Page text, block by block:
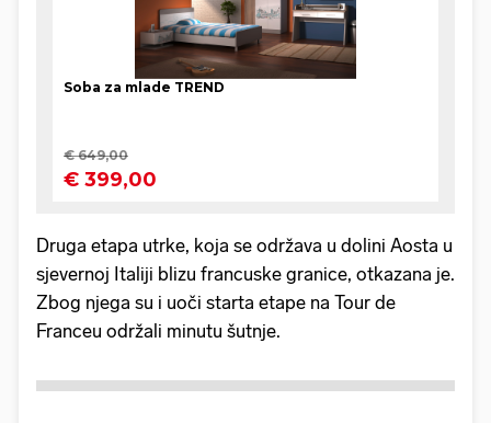
Druga etapa utrke, koja se održava u dolini Aosta u
sjevernoj Italiji blizu francuske granice, otkazana je.
Zbog njega su i uoči starta etape na Tour de
Franceu održali minutu šutnje.